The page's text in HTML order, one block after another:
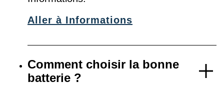
Aller à Informations
Comment choisir la bonne
batterie ?